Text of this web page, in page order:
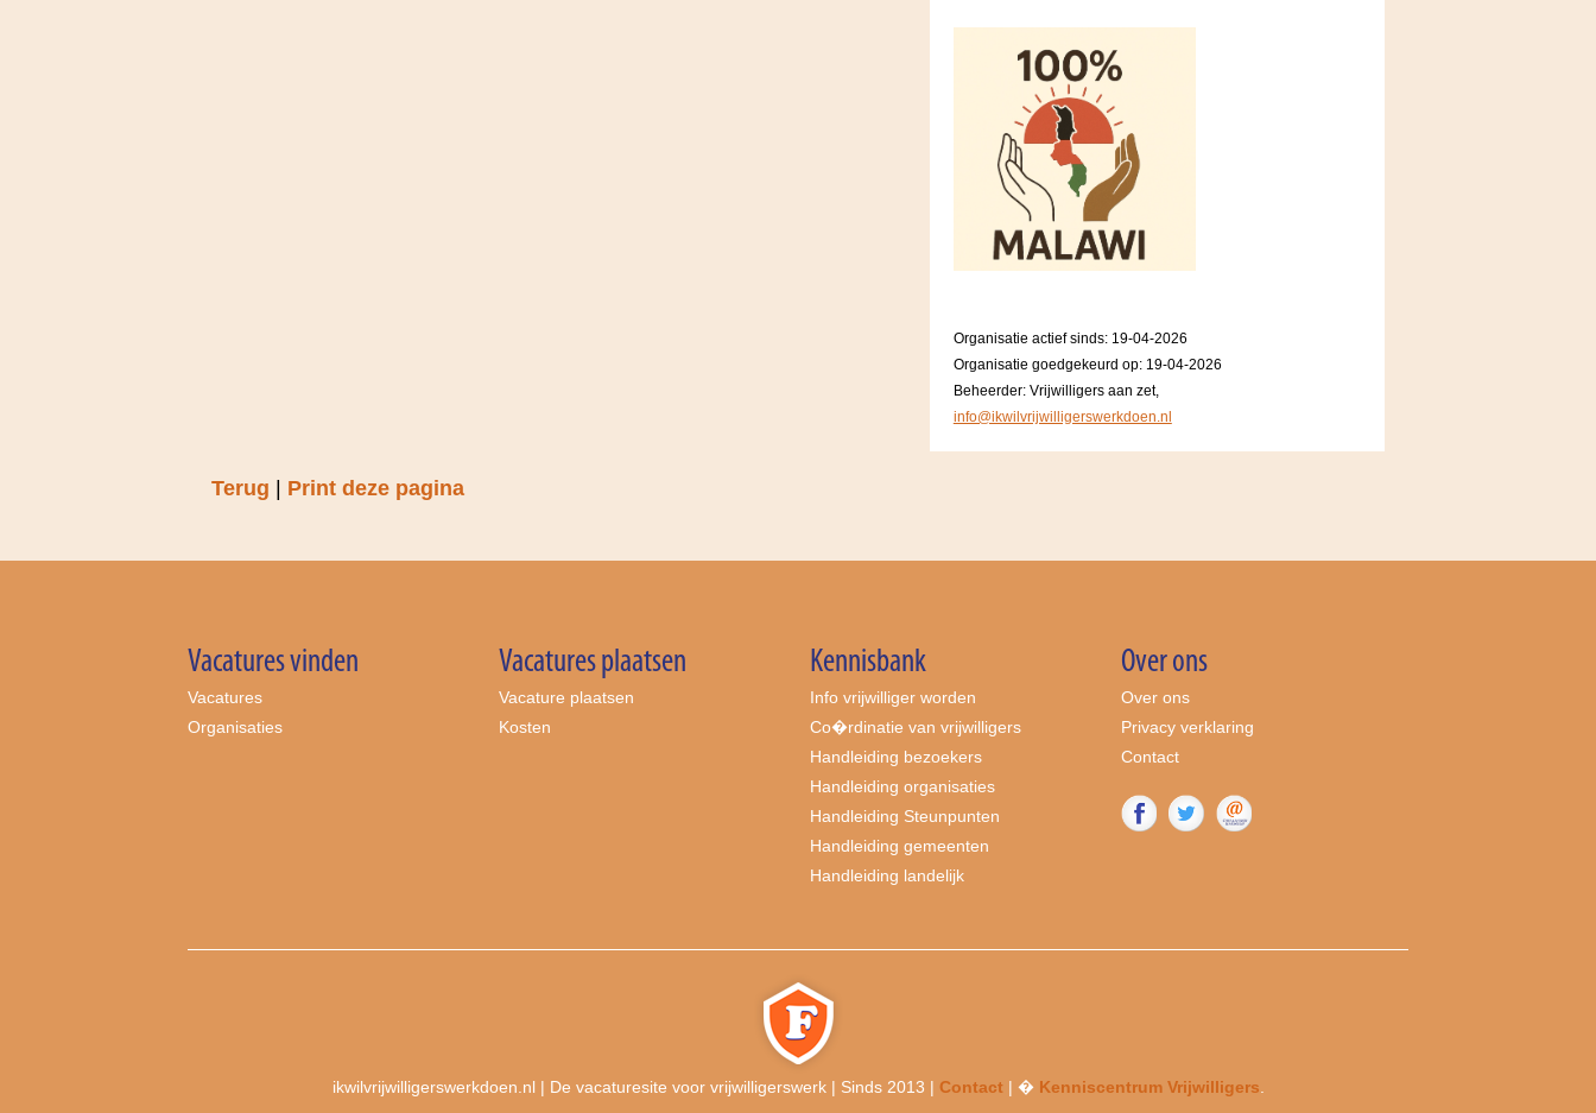
Organisatie actief sinds: 19-04-2026
Organisatie goedgekeurd op: 19-04-2026
Beheerder: Vrijwilligers aan zet,
info@ikwilvrijwilligerswerkdoen.nl
Terug Print deze pagina
Vacatures vinden
Vacatures
Organisaties
Vacatures plaatsen
Vacature plaatsen
Kosten
Kennisbank
Info vrijwilliger worden
Co�rdinatie van vrijwilligers
Handleiding bezoekers
Handleiding organisaties
Handleiding Steunpunten
Handleiding gemeenten
Handleiding landelijk
Over ons
Over ons
Privacy verklaring
Contact
ikwilvrijwilligerswerkdoen.nl | De vacaturesite voor vrijwilligerswerk | Sinds 2013 | Contact| � Kenniscentrum Vrijwilligers